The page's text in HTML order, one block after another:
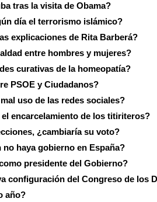
tras la visita de Obama?
día el terrorismo islámico?
explicaciones de Rita Barberá?
entre hombres y mujeres?
curativas de la homeopatía?
PSOE y Ciudadanos?
uso de las redes sociales?
encarcelamiento de los titiriteros?
¿cambiaría su voto?
no haya gobierno en España?
presidente del Gobierno?
configuración del Congreso de los
año?